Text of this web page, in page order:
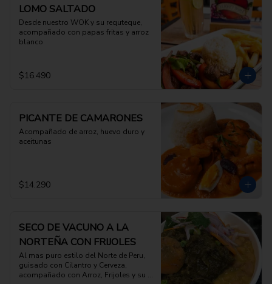
LOMO SALTADO
Desde nuestro WOK y su requteque,
acompañado con papas fritas y arroz
blanco
$16.490
PICANTE DE CAMARONES
Acompañado de arroz, huevo duro y
aceitunas
$14.290
SECO DE VACUNO A LA
NORTEÑA CON FRIJOLES
Al mas puro estilo del Norte de Peru,
guisado con Cilantro y Cerveza,
acompañado con Arroz, Frijoles y su